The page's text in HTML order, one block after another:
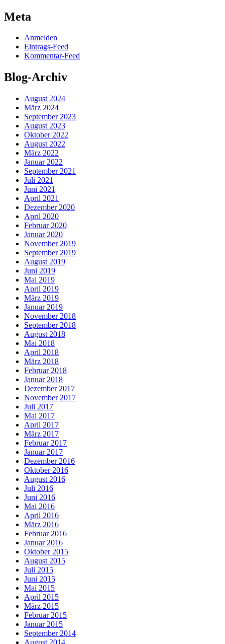
Meta
Anmelden
Eintrags-Feed
Kommentar-Feed
Blog-Archiv
August 2024
März 2024
September 2023
August 2023
Oktober 2022
August 2022
März 2022
Januar 2022
September 2021
Juli 2021
Juni 2021
April 2021
Dezember 2020
April 2020
Februar 2020
Januar 2020
November 2019
September 2019
August 2019
Juni 2019
Mai 2019
April 2019
März 2019
Januar 2019
November 2018
September 2018
August 2018
Mai 2018
April 2018
März 2018
Februar 2018
Januar 2018
Dezember 2017
November 2017
Juli 2017
Mai 2017
April 2017
März 2017
Februar 2017
Januar 2017
Dezember 2016
Oktober 2016
August 2016
Juli 2016
Juni 2016
Mai 2016
April 2016
März 2016
Februar 2016
Januar 2016
Oktober 2015
August 2015
Juli 2015
Juni 2015
Mai 2015
April 2015
März 2015
Februar 2015
Januar 2015
September 2014